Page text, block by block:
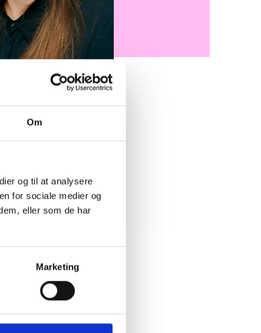
Om
og til at analysere
for sociale medier og
eller som de har
Marketing
BL’s juridiske afdeling,
er ansvarlig for hele
bemandingen af
og afholdelse
Udvalg.